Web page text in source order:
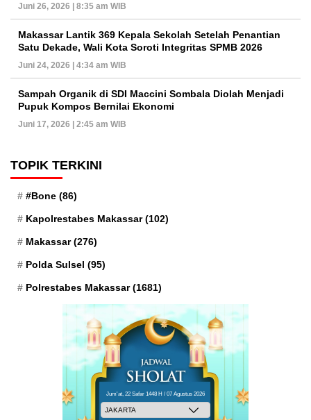
Juni 26, 2026 | 8:35 am WIB
Makassar Lantik 369 Kepala Sekolah Setelah Penantian
Satu Dekade, Wali Kota Soroti Integritas SPMB 2026
Juni 24, 2026 | 4:34 am WIB
Sampah Organik di SDI Maccini Sombala Diolah Menjadi
Pupuk Kompos Bernilai Ekonomi
Juni 17, 2026 | 2:45 am WIB
TOPIK TERKINI
#Bone (86)
Kapolrestabes Makassar(102)
Makassar(276)
Polda Sulsel (95)
Polrestabes Makassar(1681)
Jum'at, 22 Safar 1448 H / 07 Agustus 2026